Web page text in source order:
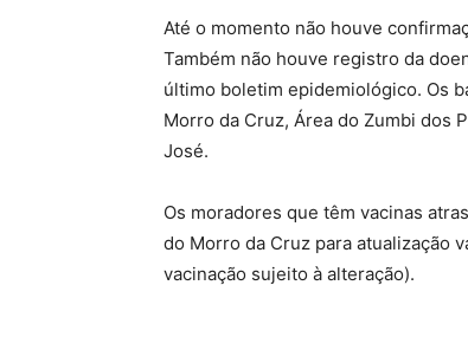
Até o momento não houve
Também não houve registro da
último boletim epidemiológico. Os
Morro da Cruz, Área do Zumbi dos
José.
Os moradores que têm vacinas
do Morro da Cruz para atualização
vacinação sujeito à alteração).